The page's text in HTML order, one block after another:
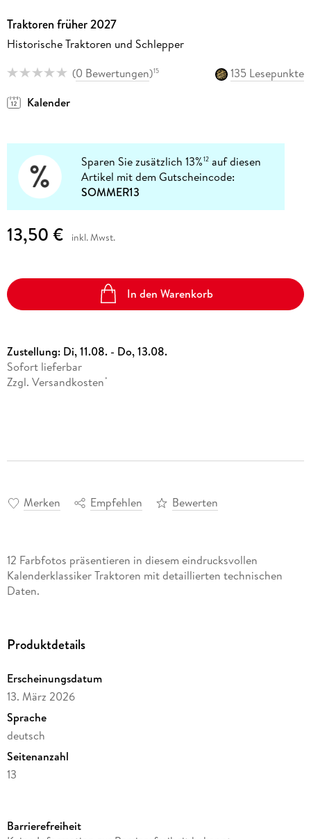
Traktoren früher 2027
Historische Traktoren und Schlepper
(0 Bewertungen)15
135 Lesepunkte
Kalender
Sparen Sie zusätzlich 13%12 auf diesen
Artikel mit dem Gutscheincode:
SOMMER13
13,50 € inkl. Mwst.
In den Warenkorb
Zustellung: Di, 11.08. - Do, 13.08.
Sofort lieferbar
Zzgl. Versandkosten *
Merken Empfehlen Bewerten
12 Farbfotos präsentieren in diesem eindrucksvollen
Kalenderklassiker Traktoren mit detaillierten technischen
Daten.
Produktdetails
Erscheinungsdatum
13. März 2026
Sprache
deutsch
Seitenanzahl
13
Produktart
Barrierefreiheit